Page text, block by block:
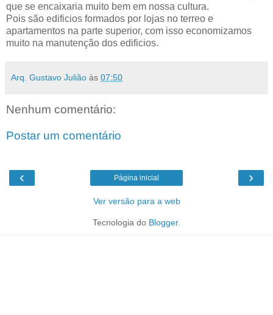
que se encaixaria muito bem em nossa cultura.
Pois são edificios formados por lojas no terreo e
apartamentos na parte superior, com isso economizamos
muito na manutenção dos edificios.
Arq. Gustavo Julião às 07:50
Nenhum comentário:
Postar um comentário
‹ ›
Página inicial
Ver versão para a web
Tecnologia do Blogger.